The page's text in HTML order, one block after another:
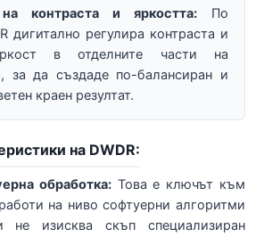
контраста и яркостта:По
дигитално регулира контраста и
в отделните части на
за да създаде по-балансиран и
краен резултат.
на DWDR:
обработка: Това е ключът към
на ниво софтуерни алгоритми
изисква скъп специализиран